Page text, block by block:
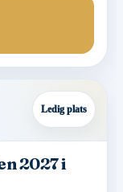
Ledig plats
2027 i